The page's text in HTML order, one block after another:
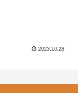
2023.10.28